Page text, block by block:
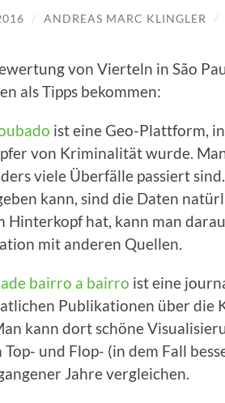
/ ANDREAS MARC KLINGLER /
von Vier­teln in São
als Tipps bekommen:
ist eine Geo-Plattform,
von Kri­mi­na­li­tät wur­de.
vie­le Über­fäl­le pas­siert
kann, sind die Daten
Hin­ter­kopf hat, kann man
mit ande­ren Quellen.
bair­ro a bair­ro ist eine
Publi­ka­tio­nen über
kann dort schö­ne
Top- und Flop- (in dem Fall
Jah­re vergleichen.